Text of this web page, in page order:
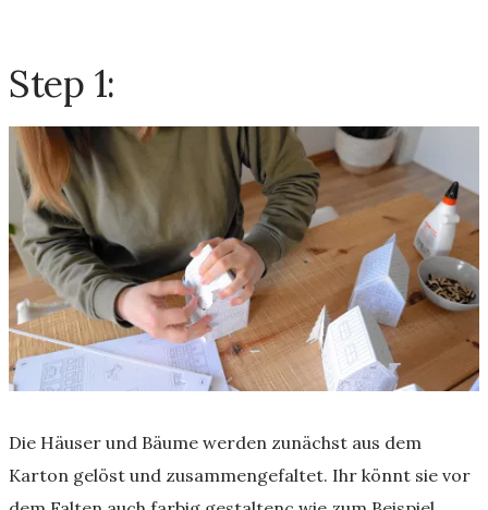
Step 1:
Die Häuser und Bäume werden zunächst aus dem
Karton gelöst und zusammengefaltet. Ihr könnt sie vor